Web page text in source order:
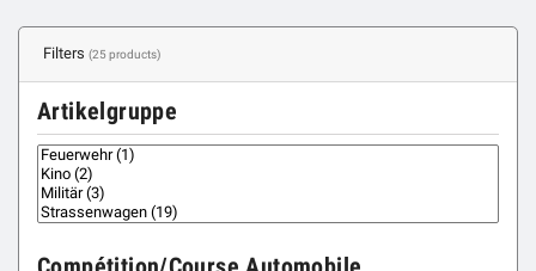
Filters (25 products)
Artikelgruppe